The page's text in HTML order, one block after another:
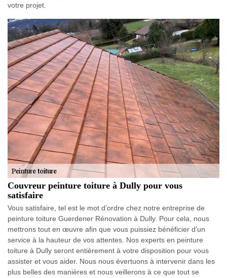
votre projet.
Couvreur peinture toiture à Dully pour vous
satisfaire
Vous satisfaire, tel est le mot d’ordre chez notre entreprise de
peinture toiture Guerdener Rénovation à Dully. Pour cela, nous
mettrons tout en œuvre afin que vous puissiez bénéficier d’un
service à la hauteur de vos attentes. Nos experts en peinture
toiture à Dully seront entièrement à votre disposition pour vous
assister et vous aider. Nous nous évertuons à intervenir dans les
plus belles des manières et nous veillerons à ce que tout se